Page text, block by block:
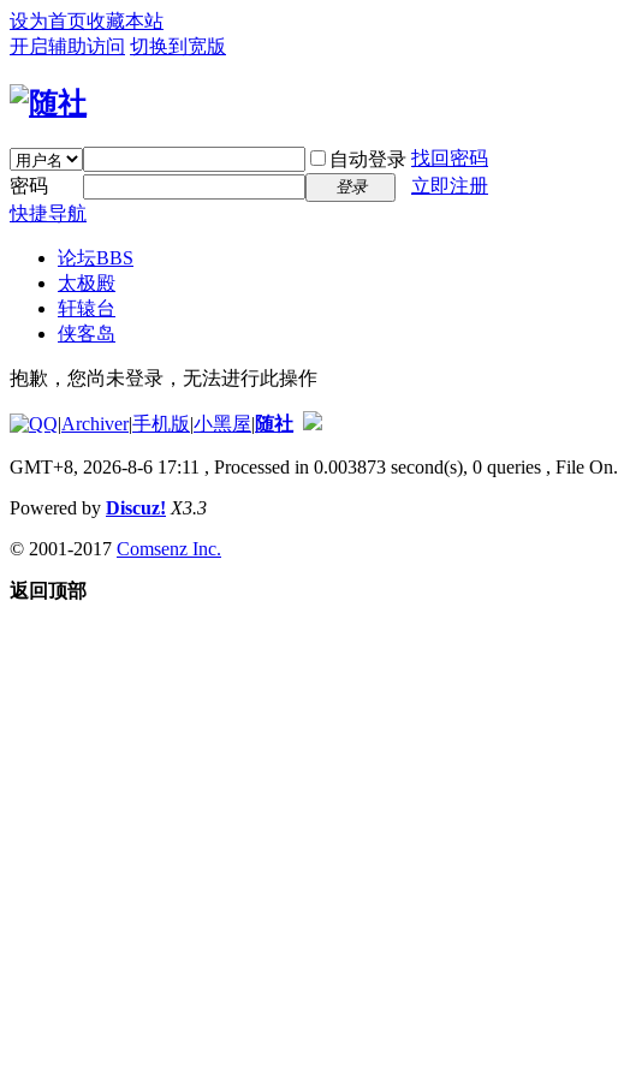
设为首页收藏本站
开启辅助访问 切换到宽版
自动登录 找回密码
密码
登录
立即注册
快捷导航
论坛BBS
太极殿
轩辕台
侠客岛
抱歉，您尚未登录，无法进行此操作
|Archiver|手机版|小黑屋|随社
GMT+8, 2026-8-6 17:11 , Processed in 0.003873 second(s), 0 queries , File On.
Powered by Discuz! X3.3
© 2001-2017 Comsenz Inc.
返回顶部